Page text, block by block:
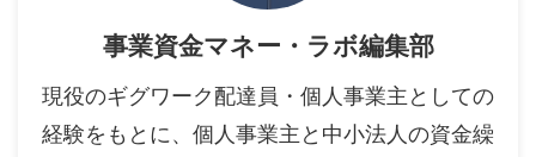
事業資金マネー・ラボ編集部
現役のギグワーク配達員・個人事業主としての
経験をもとに、個人事業主と中小法人の資金繰